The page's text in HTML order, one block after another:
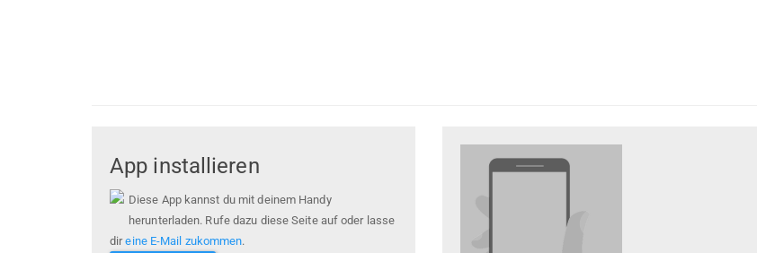
App installieren
Diese App kannst du mit deinem Handy
herunterladen. Rufe dazu diese Seite auf oder lasse
direine E-Mail zukommen.